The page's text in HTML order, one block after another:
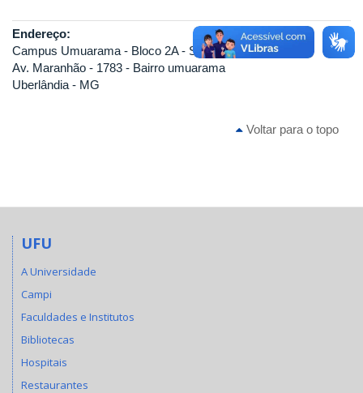
Endereço:
Campus Umuarama - Bloco 2A - Sala 131
Av. Maranhão - 1783 - Bairro umuarama
Uberlândia - MG
Voltar para o topo
UFU
A Universidade
Campi
Faculdades e Institutos
Bibliotecas
Hospitais
Restaurantes